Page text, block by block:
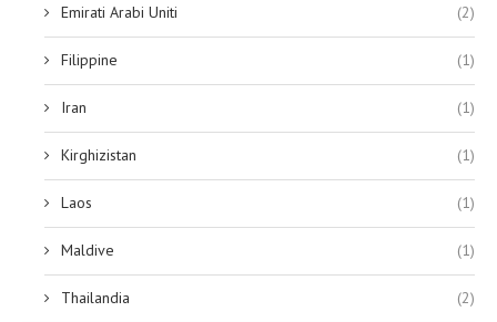
Emirati Arabi Uniti (2)
Filippine (1)
Iran (1)
Kirghizistan (1)
Laos (1)
Maldive (1)
Thailandia (2)